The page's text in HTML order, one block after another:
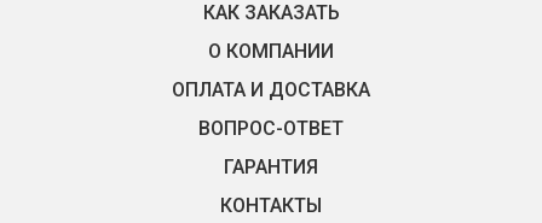
КАК ЗАКАЗАТЬ
О КОМПАНИИ
ОПЛАТА И ДОСТАВКА
ВОПРОС-ОТВЕТ
ГАРАНТИЯ
КОНТАКТЫ